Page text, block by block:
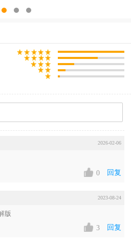
2026-02-06
0
回复
2023-08-24
版
3
回复